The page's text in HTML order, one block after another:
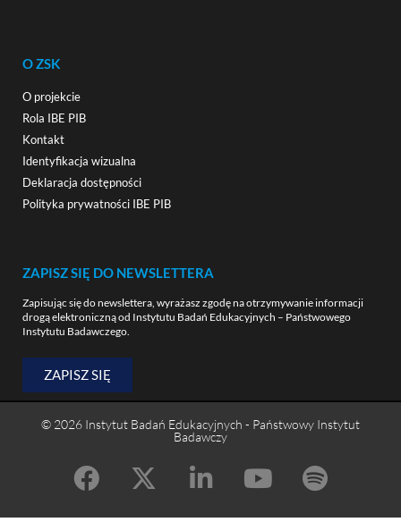
O ZSK
O projekcie
Rola IBE PIB
Kontakt
Identyfikacja wizualna
Deklaracja dostępności
Polityka prywatności IBE PIB
ZAPISZ SIĘ DO NEWSLETTERA
Zapisując się do newslettera, wyrażasz zgodę na otrzymywanie informacji
drogą elektroniczną od Instytutu Badań Edukacyjnych – Państwowego
Instytutu Badawczego.
ZAPISZ SIĘ
© 2026 Instytut Badań Edukacyjnych - Państwowy Instytut
Badawczy